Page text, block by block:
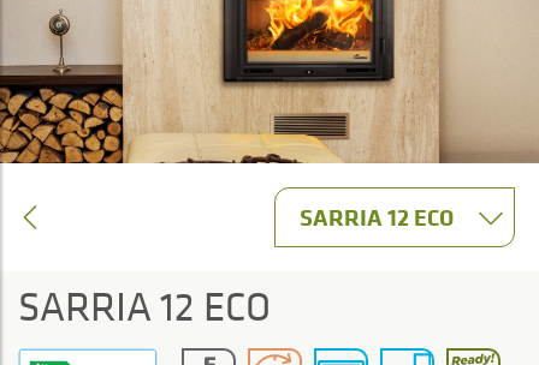
SARRIA 12 ECO
SARRIA 12 ECO